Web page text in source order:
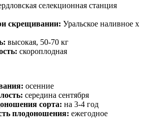
селекционная станция
скрещивании: Уральское наливное х
высокая, 50-70 кг
скороплодная
осенние
середина сентября
сорта: на 3-4 год
плодоношения: ежегодное